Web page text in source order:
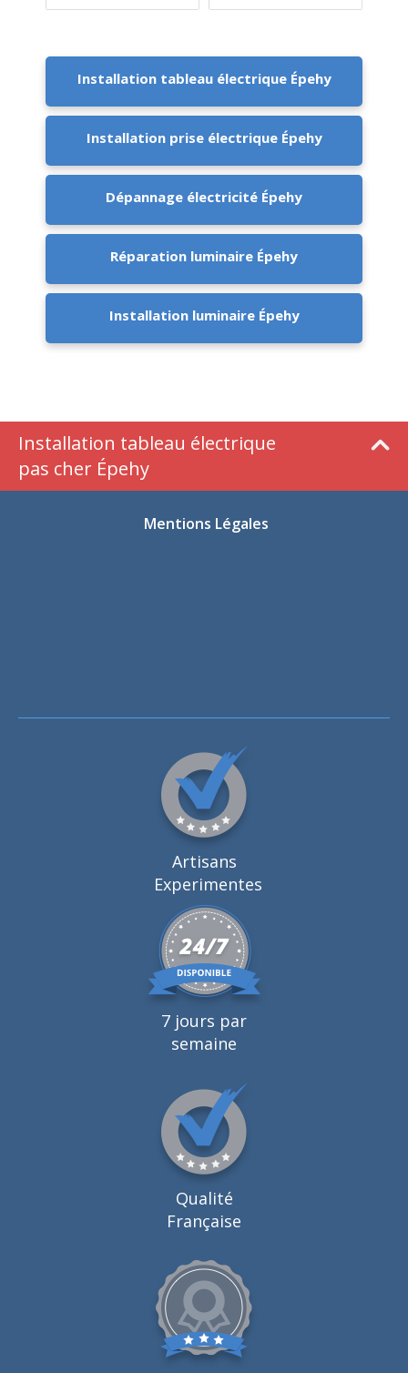
Installation tableau électrique Épehy
Installation prise électrique Épehy
Dépannage électricité Épehy
Réparation luminaire Épehy
Installation luminaire Épehy
Installation tableau électrique
pas cher Épehy
Mentions Légales
Artisans
Experimentes
7 jours par
semaine
Qualité
Française